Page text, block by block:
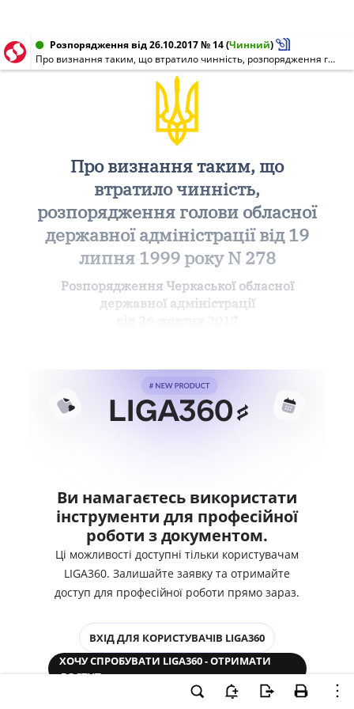
Розпорядження від 26.10.2017 № 14(Чинний)
Про визнання таким, що втратило чинність, розпорядження голови обласної державної адміністрації від 19 липня 1999 року N 278
Про визнання таким, що
втратило чинність,
розпорядження голови обласної
державної адміністрації від 19
липня 1999 року N 278
Розпорядження Черкаської обласної
державної адміністрації
Ви намагаєтесь використати
інструменти для професійної
роботи з документом.
Ці можливості доступні тільки користувачам
LIGA360. Залишайте заявку та отримайте
доступ для професійної роботи прямо зараз.
ВХІД ДЛЯ КОРИСТУВАЧІВ LIGA360
ХОЧУ СПРОБУВАТИ LIGA360 - ОТРИМАТИ
ДОСТУП